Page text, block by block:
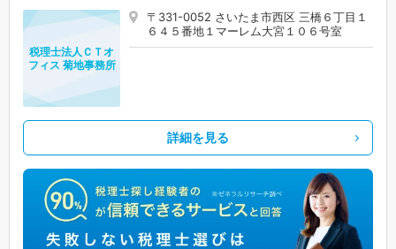
〒331-0052 さいたま市西区 三橋６丁目１
６４５番地１マーレム大宮１０６号室
税理士法人ＣＴオ
フィス 菊地事務所
詳細を見る